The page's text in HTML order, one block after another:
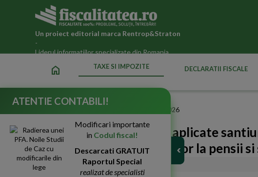
Un proiect editorial marca Rentrop&Straton
-
Liderul informatiilor specializate din Romania
home TAXE SI IMPOZITE DECLARATII FISCALE
Taxe si impozite datorate statului in 2026
Din 1 martie 2022 vor fi aplicate
pe venit sau a contributiilor la pensii
03-Mar-2022 15149
ATENTIE CONTABILI!
Modificari importante
in Codul fiscal!
Descarcati GRATUIT
Raportul Special
realizat de specialisti